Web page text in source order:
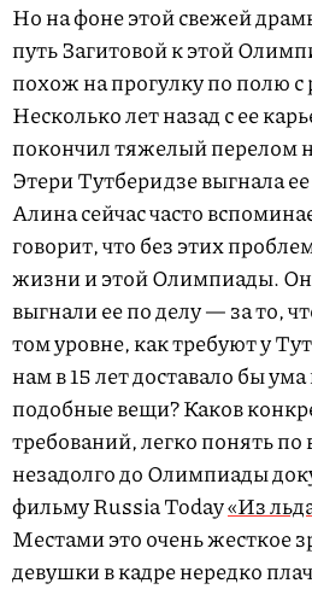
Но на фоне этой свежей
путь Загитовой к этой
похож на прогулку по полю
Несколько лет назад с ее
покончил тяжелый перелом
Этери Тутберидзе выгнала
Алина сейчас часто
говорит, что без этих
жизни и этой Олимпиады.
выгнали ее по делу — за то,
том уровне, как требуют у
нам в 15 лет доставало бы
подобные вещи? Каков
требований, легко понять
незадолго до Олимпиады
фильму Russia Today«Из
Местами это очень жесткое
девушки в кадре нередко